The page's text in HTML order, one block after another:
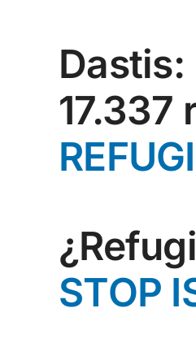
17.337
STOP